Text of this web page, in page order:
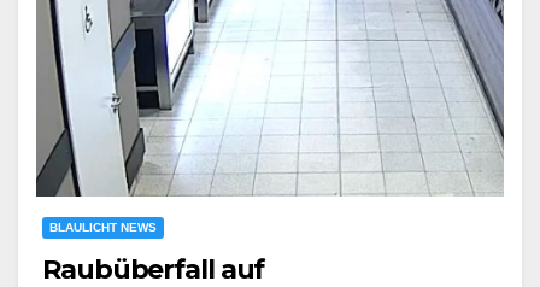
BLAULICHT NEWS
Raubüberfall auf